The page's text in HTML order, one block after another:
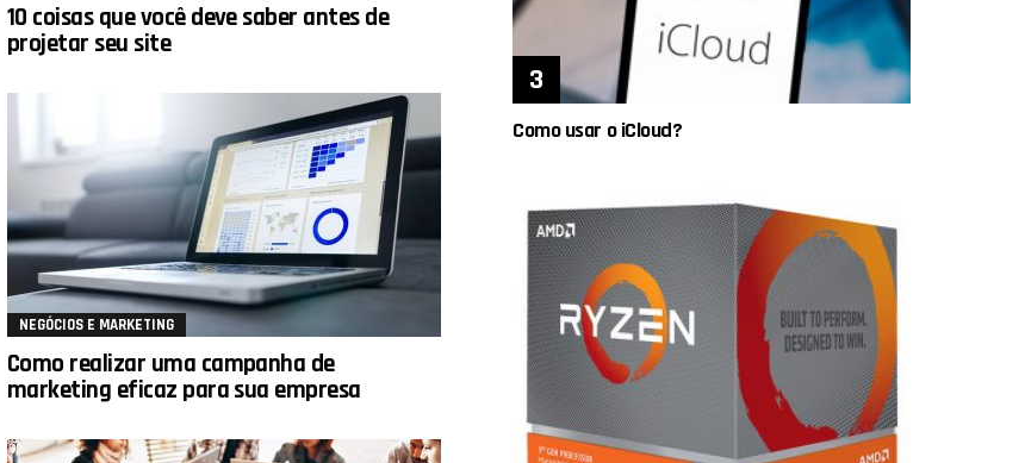
10 coisas que você deve saber antes de
projetar seu site
NEGÓCIOS E MARKETING
Como realizar uma campanha de
marketing eficaz para sua empresa
Como usar o iCloud?